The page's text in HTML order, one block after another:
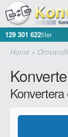
129 301 622filer
Home »